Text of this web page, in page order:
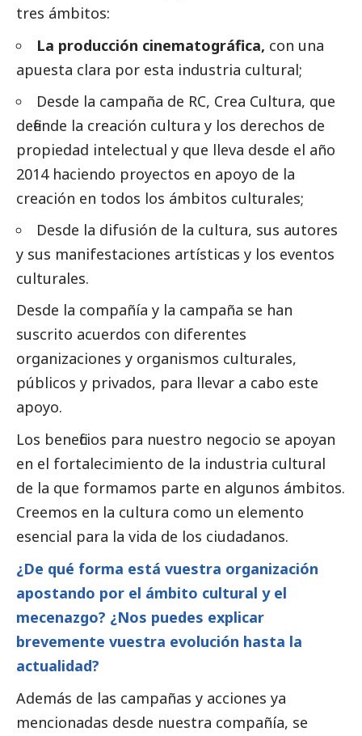
tres ámbitos:
La producción cinematográfica, con una
apuesta clara por esta industria cultural;
Desde la campaña de RC, Crea Cultura, que
defiende la creación cultura y los derechos de
propiedad intelectual y que lleva desde el año
2014 haciendo proyectos en apoyo de la
creación en todos los ámbitos culturales;
Desde la difusión de la cultura, sus autores
y sus manifestaciones artísticas y los eventos
culturales.
Desde la compañía y la campaña se han
suscrito acuerdos con diferentes
organizaciones y organismos culturales,
públicos y privados, para llevar a cabo este
apoyo.
Los beneficios para nuestro negocio se apoyan
en el fortalecimiento de la industria cultural
de la que formamos parte en algunos ámbitos.
Creemos en la cultura como un elemento
esencial para la vida de los ciudadanos.
¿De qué forma está vuestra organización
apostando por el ámbito cultural y el
mecenazgo? ¿Nos puedes explicar
brevemente vuestra evolución hasta la
actualidad?
Además de las campañas y acciones ya
mencionadas desde nuestra compañía, se